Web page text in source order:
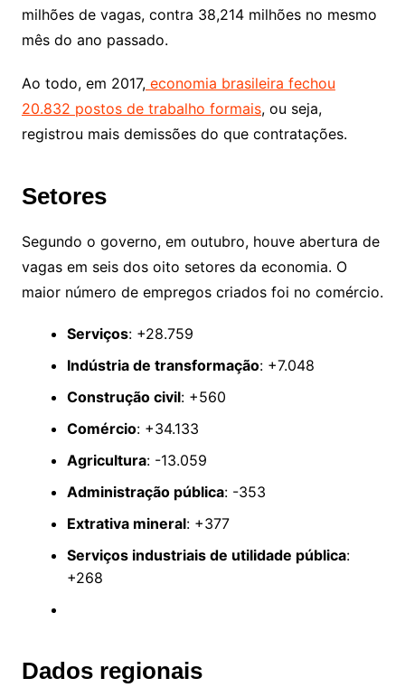
milhões de vagas, contra 38,214 milhões no mesmo
mês do ano passado.
Ao todo, em 2017,economia brasileira fechou
20.832 postos de trabalho formais, ou seja,
registrou mais demissões do que contratações.
Setores
Segundo o governo, em outubro, houve abertura de
vagas em seis dos oito setores da economia. O
maior número de empregos criados foi no comércio.
Serviços: +28.759
Indústria de transformação: +7.048
Construção civil: +560
Comércio: +34.133
Agricultura: -13.059
Administração pública: -353
Extrativa mineral: +377
Serviços industriais de utilidade pública:
+268
Dados regionais